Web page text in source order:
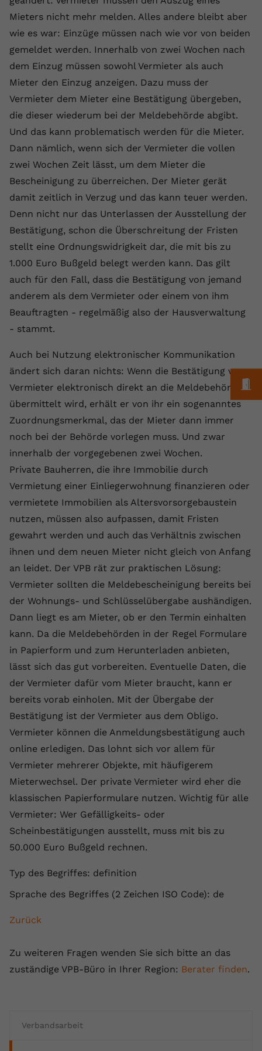
Verbandsarbeit
Mieters nicht mehr melden. Alles andere bleibt aber
wie es war: Einzüge müssen nach wie vor von beiden
gemeldet werden. Innerhalb von zwei Wochen nach
dem Einzug müssen sowohl Vermieter als auch
Mieter den Einzug anzeigen. Dazu muss der
Vermieter dem Mieter eine Bestätigung übergeben,
die dieser wiederum bei der Meldebehörde abgibt.
Und das kann problematisch werden für die Mieter.
Dann nämlich, wenn sich der Vermieter die vollen
zwei Wochen Zeit lässt, um dem Mieter die
Bescheinigung zu überreichen. Der Mieter gerät
damit zeitlich in Verzug und das kann teuer werden.
Denn nicht nur das Unterlassen der Ausstellung der
Bestätigung, schon die Überschreitung der Fristen
stellt eine Ordnungswidrigkeit dar, die mit bis zu
1.000 Euro Bußgeld belegt werden kann. Das gilt
auch für den Fall, dass die Bestätigung von jemand
anderem als dem Vermieter oder einem von ihm
Beauftragten - regelmäßig also der Hausverwaltung
- stammt.
Auch bei Nutzung elektronischer Kommunikation
ändert sich daran nichts: Wenn die Bestätigung vom
Vermieter elektronisch direkt an die Meldebehörde
übermittelt wird, erhält er von ihr ein sogenanntes
Zuordnungsmerkmal, das der Mieter dann immer
noch bei der Behörde vorlegen muss. Und zwar
innerhalb der vorgegebenen zwei Wochen.
Private Bauherren, die ihre Immobilie durch
Vermietung einer Einliegerwohnung finanzieren oder
vermietete Immobilien als Altersvorsorgebaustein
nutzen, müssen also aufpassen, damit Fristen
gewahrt werden und auch das Verhältnis zwischen
ihnen und dem neuen Mieter nicht gleich von Anfang
an leidet. Der VPB rät zur praktischen Lösung:
Vermieter sollten die Meldebescheinigung bereits bei
der Wohnungs- und Schlüsselübergabe aushändigen.
Dann liegt es am Mieter, ob er den Termin einhalten
kann. Da die Meldebehörden in der Regel Formulare
in Papierform und zum Herunterladen anbieten,
lässt sich das gut vorbereiten. Eventuelle Daten, die
der Vermieter dafür vom Mieter braucht, kann er
bereits vorab einholen. Mit der Übergabe der
Bestätigung ist der Vermieter aus dem Obligo.
Vermieter können die Anmeldungsbestätigung auch
online erledigen. Das lohnt sich vor allem für
Vermieter mehrerer Objekte, mit häufigerem
Mieterwechsel. Der private Vermieter wird eher die
klassischen Papierformulare nutzen. Wichtig für alle
Vermieter: Wer Gefälligkeits- oder
Scheinbestätigungen ausstellt, muss mit bis zu
50.000 Euro Bußgeld rechnen.
Typ des Begriffes: definition
Sprache des Begriffes (2 Zeichen ISO Code): de
Zurück
Zu weiteren Fragen wenden Sie sich bitte an das
zuständige VPB-Büro in Ihrer Region: Berater finden.
Laufzeit 1 Jahr
Zweck
Dieser Wert speichert Ihre Consent-
Einstellungen. Unter anderem eine
zufällig generierte ID, für die
historische Speicherung Ihrer
vorgenommen Einstellungen, falls der
hat.
fe_typo_user
Anbieter VPB.de
Laufzeit Session
Zweck
Dieses Cookie wird verwendet, um die
Speicherung von
Benutzereinstellungen zu ermöglichen.
Informationen zur Nutzung der
Website zu erfassen.
Name _gcl au
Google Ads
Laufzeit 90 Tage
Zweck
Wird von Google Ads für das
Werbeklicks der Nutzung auf unserer
Website zuzuordnen.
Cookie-Informationen anzeigen
Externe Inhalte
Wir verwenden auf unserer Website externe Inhalte,
um Ihnen zusätzliche Informationen anzubieten.
Name vuid
Anbieter vimeo.com
Laufzeit 2 Jahre
Vimeo installiert dieses Cookie, um
Tracking-Informationen zu sammeln,
indem es eine eindeutige ID zum
Einbetten von Videos auf der Website
setzt.
Name CONSENT
Anbieter youtube.com
registriert anonyme statistische Daten.
Name yt-remote-device-id
Anbieter Youtube.com
Laufzeit Session
Zweck
YouTube setzt diesen Cookie, um die
speichern, der eingebettete YouTube-
Videos verwendet.
Anbieter youtube.com
Zweck
Dieser von YouTube gesetzte Cookie
registriert eine eindeutige ID, um
Daten darüber zu speichern, welche
gesehen hat.
Anbieter Youtube.com
Zweck
Dieser von YouTube gesetzte Cookie
registriert eine eindeutige ID, um
Daten darüber zu speichern, welche
Videos von YouTube der Nutzer
gesehen hat.
Name yt-remote-connected-devices
Anbieter Youtube.com
Laufzeit
Zweck
YouTube setzt diesen Cookie, um die
Videopräferenzen des Nutzers zu
speichern, der eingebettete YouTube-
Cookie-Informationen anzeigen